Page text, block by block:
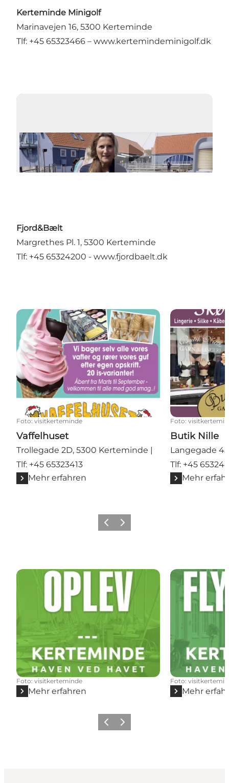
Kerteminde Minigolf
Marinavejen 16, 5300 Kerteminde
Tlf: +45 65323466 – www.kertemindeminigolf.dk
Video abspielen
Fjord&Bælt
Margrethes Pl. 1, 5300 Kerteminde
Tlf: +45 65324200 - www.fjordbaelt.dk
Vaffelhuset
Foto: visitkerteminde
Vaffelhuset
Trollegade 2D, 5300 Kerteminde |
Tlf: +45 65323413
Mehr erfahren
Butik Nille
Foto:
Butik Nille
Langegade
Tlf: +45
Mehr
ZurückWeiter
Foto: visitkerteminde
Mehr erfahren
Foto:
Mehr
ZurückWeiter